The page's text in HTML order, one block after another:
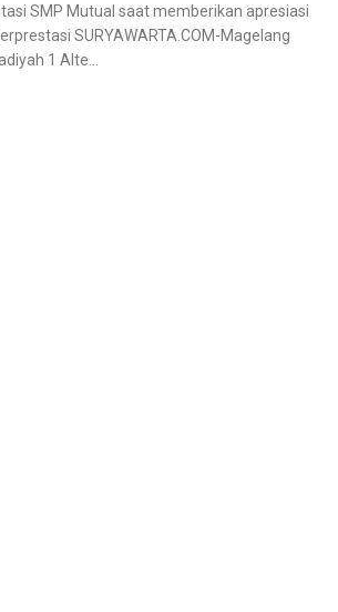
SMP Mutual saat memberikan apresiasi
SURYAWARTA.COM-Magelang
1 Alte...